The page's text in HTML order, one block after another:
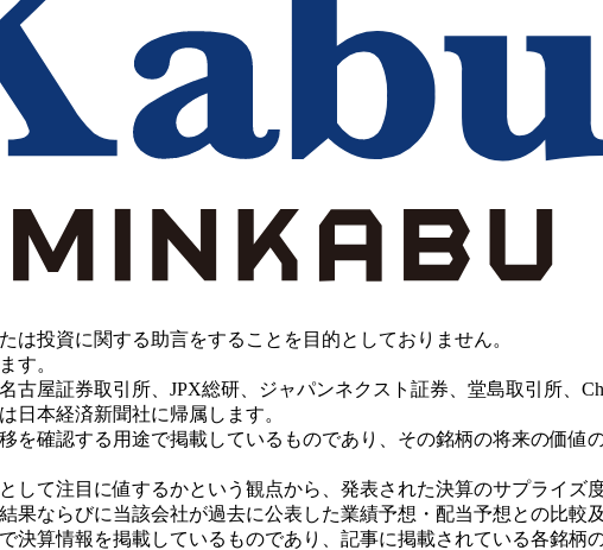
投資に関する助言をすることを目的としておりません。
す。
屋証券取引所、JPX総研、ジャパンネクスト証券、堂島取引所、
日本経済新聞社に帰属します。
を確認する用途で掲載しているものであり、その銘柄の将来の価値
して注目に値するかという観点から、発表された決算のサプライズ
果ならびに当該会社が過去に公表した業績予想・配当予想との比較
決算情報を掲載しているものであり、記事に掲載されている各銘柄